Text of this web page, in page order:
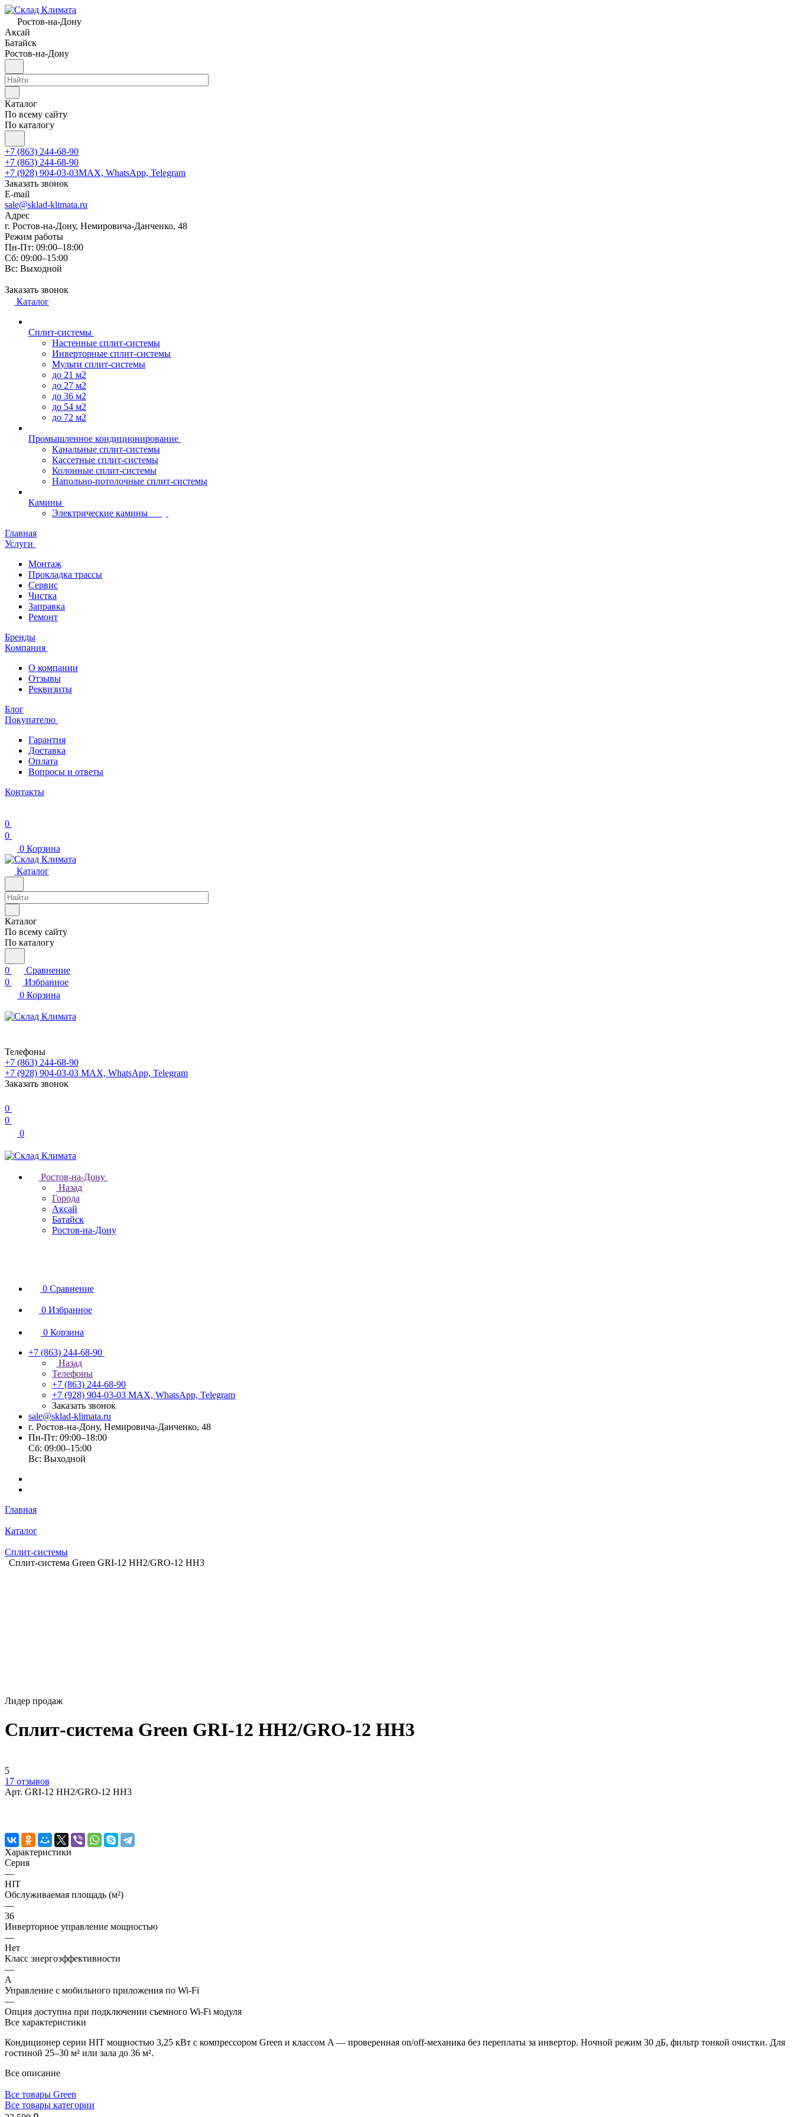
Ростов-на-Дону
Аксай
Батайск
Ростов-на-Дону
Каталог
По всему сайту
По каталогу
+7 (863) 244-68-90
+7 (863) 244-68-90
+7 (928) 904-03-03MAX, WhatsApp, Telegram
Заказать звонок
E-mail
sale@sklad-klimata.ru
Адрес
г. Ростов-на-Дону, Немировича-Данченко, 48
Режим работы
Пн-Пт: 09:00–18:00
Сб: 09:00–15:00
Вс: Выходной
Заказать звонок
Каталог
Сплит-системы
Настенные сплит-системы
Инверторные сплит-системы
Мульти сплит-системы
до 21 м2
до 27 м2
до 36 м2
до 54 м2
до 72 м2
Промышленное кондиционирование
Канальные сплит-системы
Кассетные сплит-системы
Колонные сплит-системы
Напольно-потолочные сплит-системы
Камины
Электрические камины
Главная
Услуги
Монтаж
Прокладка трассы
Сервис
Чистка
Заправка
Ремонт
Бренды
Компания
О компании
Отзывы
Реквизиты
Блог
Покупателю
Гарантия
Доставка
Оплата
Вопросы и ответы
Контакты
0
0
0 Корзина
Каталог
Каталог
По всему сайту
По каталогу
0
Сравнение
0
Избранное
0 Корзина
Телефоны
+7 (863) 244-68-90
+7 (928) 904-03-03 MAX, WhatsApp, Telegram
Заказать звонок
0
0
0
Ростов-на-Дону
Назад
Города
Аксай
Батайск
Ростов-на-Дону
0 Сравнение
0 Избранное
0 Корзина
+7 (863) 244-68-90
Назад
Телефоны
+7 (863) 244-68-90
+7 (928) 904-03-03 MAX, WhatsApp, Telegram
Заказать звонок
sale@sklad-klimata.ru
г. Ростов-на-Дону, Немировича-Данченко, 48
Пн-Пт: 09:00–18:00
Сб: 09:00–15:00
Вс: Выходной
Главная
Каталог
Сплит-системы
Сплит-система Green GRI-12 HH2/GRO-12 HH3
Лидер продаж
Сплит-система Green GRI-12 HH2/GRO-12 HH3
5
17 отзывов
Арт. GRI-12 HH2/GRO-12 HH3
Характеристики
Серия
—
HIT
Обслуживаемая площадь (м²)
—
36
Инверторное управление мощностью
—
Нет
Класс энергоэффективности
—
A
Управление c мобильного приложения по Wi-Fi
—
Опция доступна при подключении съемного Wi-Fi модуля
Все характеристики
Кондиционер серии HIT мощностью 3,25 кВт с компрессором Green и классом A — проверенная on/off-механика без переплаты за инвертор. Ночной режим 30 дБ, фильтр тонкой очистки. Для
гостиной 25–30 м² или зала до 36 м².
Все описание
Все товары Green
Все товары категории